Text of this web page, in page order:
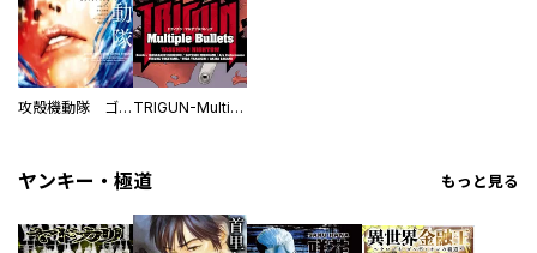
攻殻機動隊 ゴースト・イン・ザ・シェル コミックトリビュート TRIGUN-Multiple Bullets
ヤンキー・極道 もっと見る